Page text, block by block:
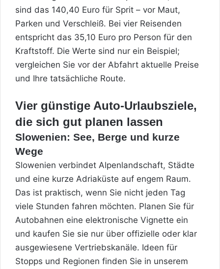
sind das 140,40 Euro für Sprit – vor Maut,
Parken und Verschleiß. Bei vier Reisenden
entspricht das 35,10 Euro pro Person für den
Kraftstoff. Die Werte sind nur ein Beispiel;
vergleichen Sie vor der Abfahrt aktuelle Preise
und Ihre tatsächliche Route.
Vier günstige Auto-Urlaubsziele,
die sich gut planen lassen
Slowenien: See, Berge und kurze
Wege
Slowenien verbindet Alpenlandschaft, Städte
und eine kurze Adriaküste auf engem Raum.
Das ist praktisch, wenn Sie nicht jeden Tag
viele Stunden fahren möchten. Planen Sie für
Autobahnen eine elektronische Vignette ein
und kaufen Sie sie nur über offizielle oder klar
ausgewiesene Vertriebskanäle. Ideen für
Stopps und Regionen finden Sie in unserem